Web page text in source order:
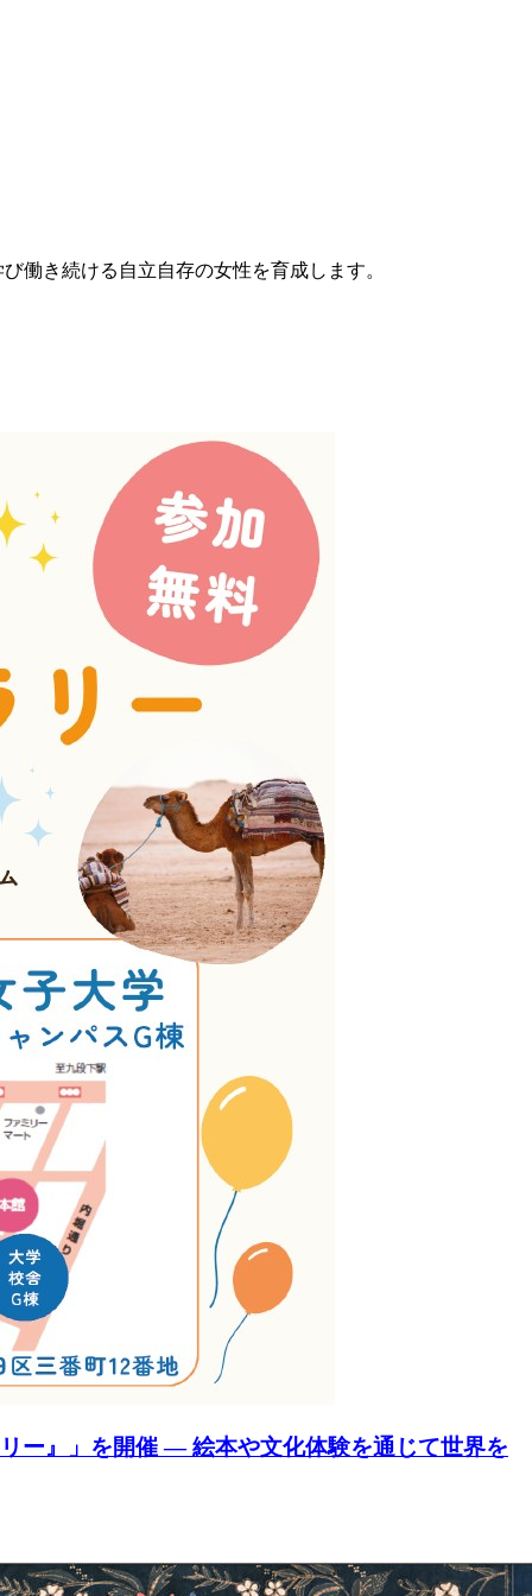
働き続ける自立自存の女性を育成します。
ー』」を開催 ― 絵本や文化体験を通じて世界を